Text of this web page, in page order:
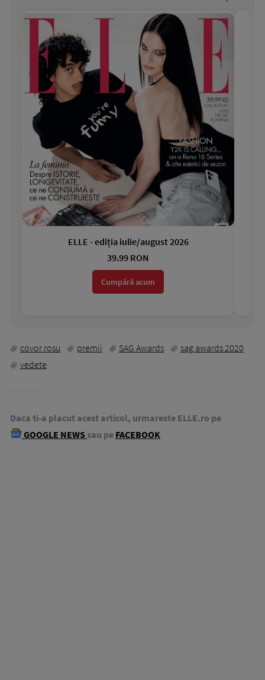
ELLE - ediția iulie/august 2026
39.99 RON
Cumpără acum
covor rosu premii SAG Awards
sag awards 2020
vedete
Daca ti-a placut acest articol, urmareste ELLE.ro pe
GOOGLE NEWS sau pe FACEBOOK